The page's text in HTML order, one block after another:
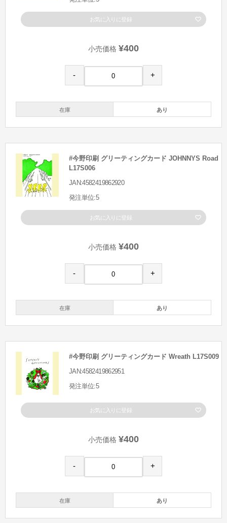
お気に入りに登録
小売価格 ¥400
- +
在庫 あり
#今野印刷 グリーティングカード JOHNNYS Road
L17S006
JAN:4582419862920
発注単位:5
お気に入りに登録
小売価格 ¥400
- +
在庫 あり
#今野印刷 グリーティングカード Wreath L17S009
JAN:4582419862951
発注単位:5
お気に入りに登録
小売価格 ¥400
- +
在庫 あり